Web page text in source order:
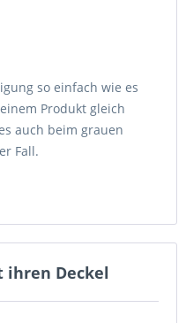
so einfach wie es
Produkt gleich
auch beim grauen
Fall.
ihren Deckel